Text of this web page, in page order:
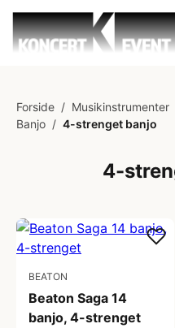
Forside / Musikinstrumenter
Banjo / 4-strenget banjo
4-
BEATON
Beaton Saga 14
banjo, 4-strenget